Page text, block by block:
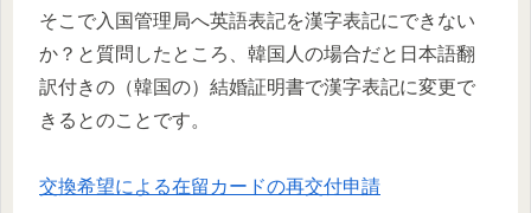
そこで入国管理局へ英語表記を漢字表記にできない
か？と質問したところ、韓国人の場合だと日本語翻
訳付きの（韓国の）結婚証明書で漢字表記に変更で
きるとのことです。
交換希望による在留カードの再交付申請